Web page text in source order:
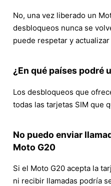
No, una vez liberado un
desbloqueos nunca se
puede respetar y
¿En qué países podré
Los desbloqueos que
todas las tarjetas SIM que
No puedo enviar
Moto G20
Si el Moto G20 acepta la
ni recibir llamadas podría